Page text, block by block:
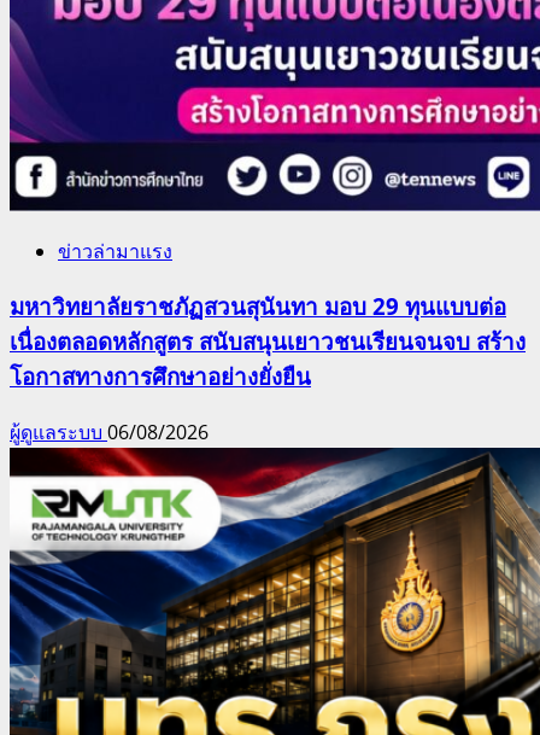
ข่าวล่ามาแรง
มหาวิทยาลัยราชภัฏสวนสุนันทา มอบ 29 ทุนแบบต่อ
เนื่องตลอดหลักสูตร สนับสนุนเยาวชนเรียนจนจบ สร้าง
โอกาสทางการศึกษาอย่างยั่งยืน
ผู้ดูแลระบบ 06/08/2026